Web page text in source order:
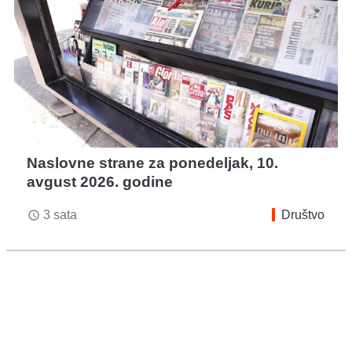
Naslovne strane za ponedeljak, 10.
avgust 2026. godine
access_time 3 sata Društvo